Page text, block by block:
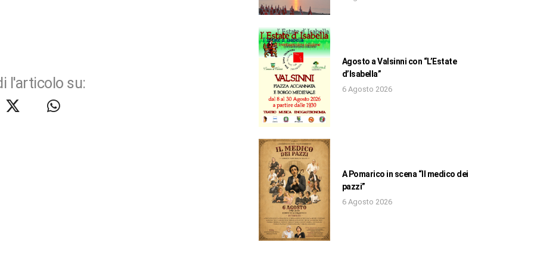
l'articolo su:
Agosto a Valsinni con “L’Estate
d’Isabella”
6 Agosto 2026
A Pomarico in scena “Il medico dei
pazzi”
6 Agosto 2026